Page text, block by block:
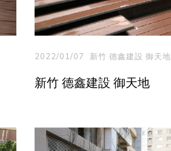
2022/01/07 新竹 德鑫建設 御天地
新竹 德鑫建設 御天地